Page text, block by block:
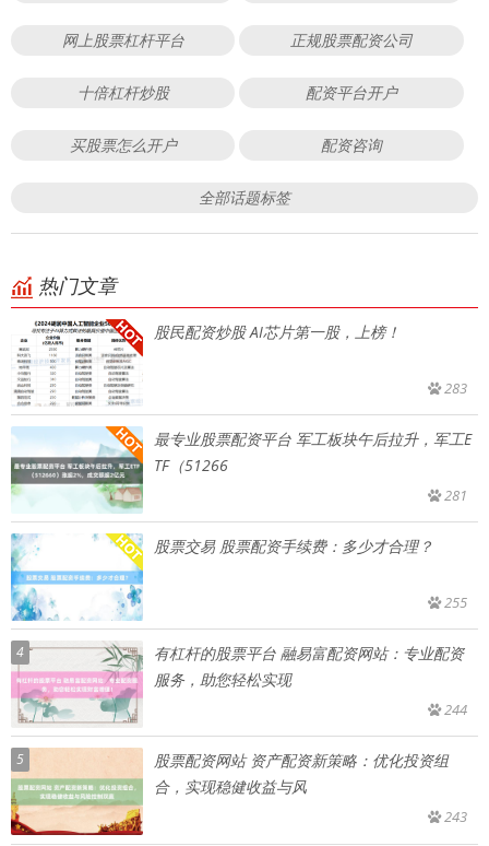
网上股票杠杆平台 正规股票配资公司
十倍杠杆炒股 配资平台开户
买股票怎么开户 配资咨询
全部话题标签
热门文章
股民配资炒股 AI芯片第一股，上榜！
283
最专业股票配资平台 军工板块午后拉升，军工E
TF（51266
281
股票交易 股票配资手续费：多少才合理？
255
4
有杠杆的股票平台 融易富配资网站：专业配资
服务，助您轻松实现
244
5
股票配资网站 资产配资新策略：优化投资组
合，实现稳健收益与风
243